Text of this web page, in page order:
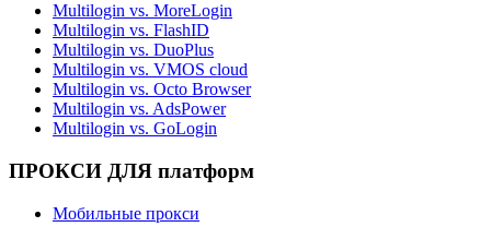
Multilogin vs. MoreLogin
Multilogin vs. FlashID
Multilogin vs. DuoPlus
Multilogin vs. VMOS cloud
Multilogin vs. Octo Browser
Multilogin vs. AdsPower
Multilogin vs. GoLogin
ПРОКСИ ДЛЯ платформ
Мобильные прокси